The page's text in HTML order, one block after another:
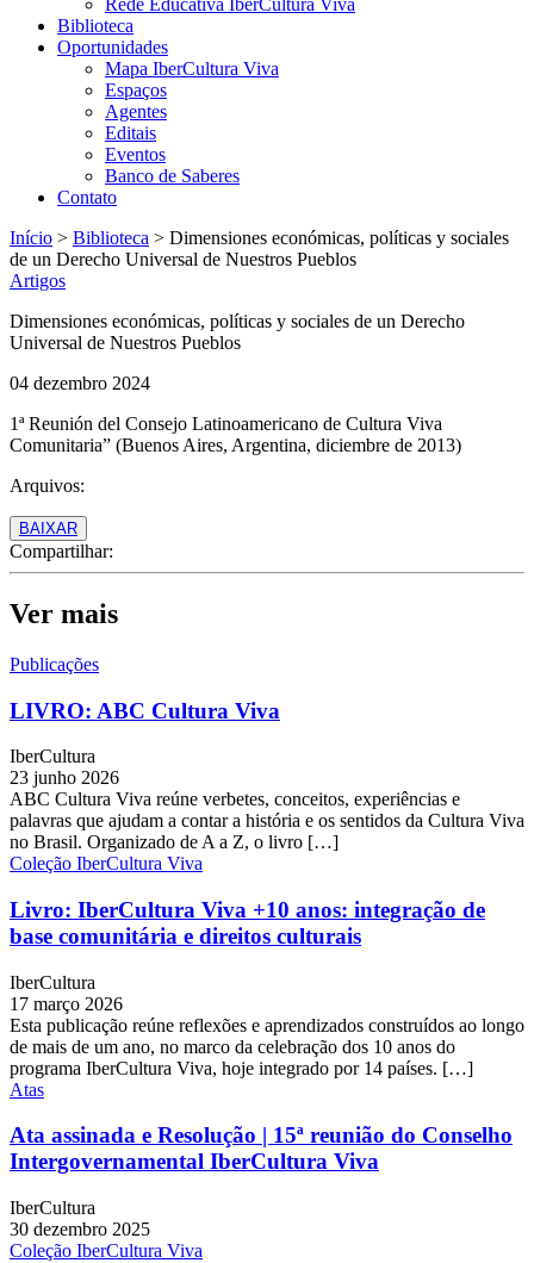
Rede Educativa IberCultura Viva
Biblioteca
Oportunidades
Mapa IberCultura Viva
Espaços
Agentes
Editais
Eventos
Banco de Saberes
Contato
Início > Biblioteca > Dimensiones económicas, políticas y sociales
de un Derecho Universal de Nuestros Pueblos
Artigos
Dimensiones económicas, políticas y sociales de un Derecho
Universal de Nuestros Pueblos
04 dezembro 2024
1ª Reunión del Consejo Latinoamericano de Cultura Viva
Comunitaria” (Buenos Aires, Argentina, diciembre de 2013)
Arquivos:
BAIXAR
Compartilhar:
Ver mais
Publicações
LIVRO: ABC Cultura Viva
IberCultura
23 junho 2026
ABC Cultura Viva reúne verbetes, conceitos, experiências e
palavras que ajudam a contar a história e os sentidos da Cultura Viva
no Brasil. Organizado de A a Z, o livro […]
Coleção IberCultura Viva
Livro: IberCultura Viva +10 anos: integração de
base comunitária e direitos culturais
IberCultura
17 março 2026
Esta publicação reúne reflexões e aprendizados construídos ao longo
de mais de um ano, no marco da celebração dos 10 anos do
programa IberCultura Viva, hoje integrado por 14 países. […]
Atas
Ata assinada e Resolução | 15ª reunião do Conselho
Intergovernamental IberCultura Viva
IberCultura
30 dezembro 2025
Coleção IberCultura Viva